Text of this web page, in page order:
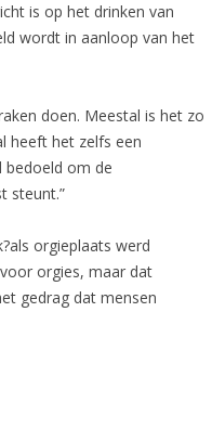
is op het drinken van
wordt in aanloop van het
doen. Meestal is het zo
heeft het zelfs een
bedoeld om de
steunt.”
orgieplaats werd
orgies, maar dat
gedrag dat mensen